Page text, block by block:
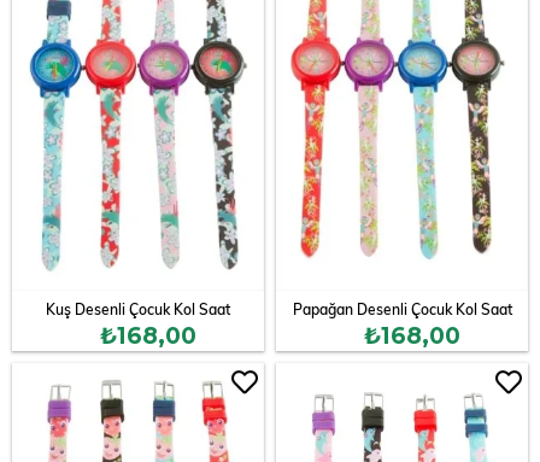
Kuş Desenli Çocuk Kol Saat
₺168,00
Papağan Desenli Çocuk Kol Saat
₺168,00